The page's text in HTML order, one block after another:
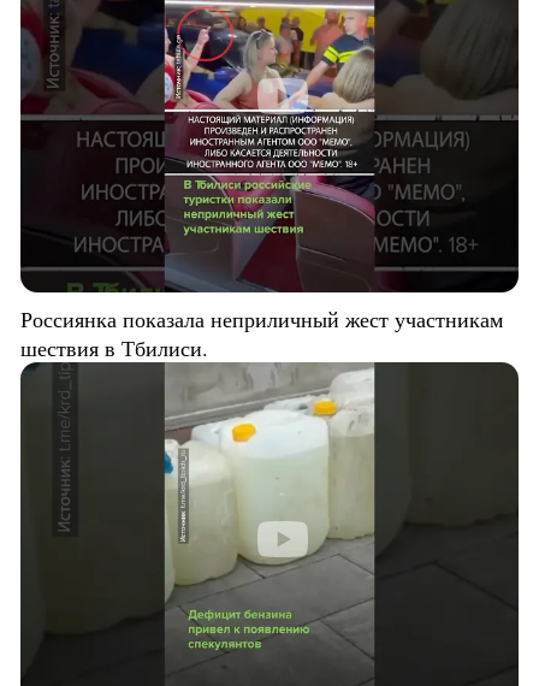
Россиянка показала неприличный жест участникам
шествия в Тбилиси.